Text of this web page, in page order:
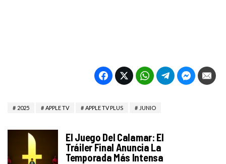
2025 APPLE TV APPLE TV PLUS JUNIO
El Juego Del Calamar: El
Tráiler Final Anuncia La
Temporada Más Intensa